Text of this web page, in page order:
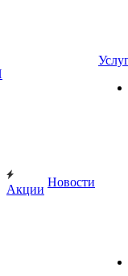
Акции
Новости